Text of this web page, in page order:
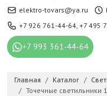
elektro-tovars@ya.ru
+7 926 761-44-64, +7 495
+7 993 361-44-64
Главная Каталог
Точечные светильники